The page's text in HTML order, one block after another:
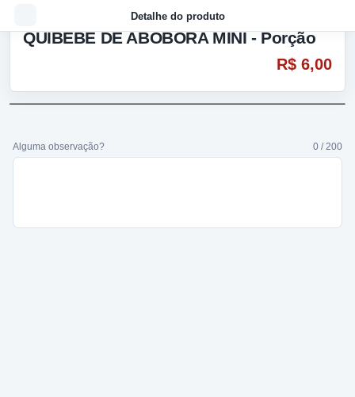
Detalhe do produto
QUIBEBE DE ABOBORA MINI - Porção
R$ 6,00
Alguma observação? 0 / 200